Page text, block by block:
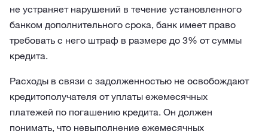
не устраняет нарушений в течение установленного
банком дополнительного срока, банк имеет право
требовать с него штраф в размере до 3% от суммы
кредита.
Расходы в связи с задолженностью не освобождают
кредитополучателя от уплаты ежемесячных
платежей по погашению кредита. Он должен
понимать, что невыполнение ежемесячных